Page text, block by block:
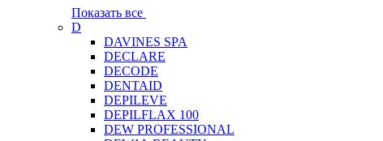
Показать все
D
DAVINES SPA
DECLARE
DECODE
DENTAID
DEPILEVE
DEPILFLAX 100
DEW PROFESSIONAL